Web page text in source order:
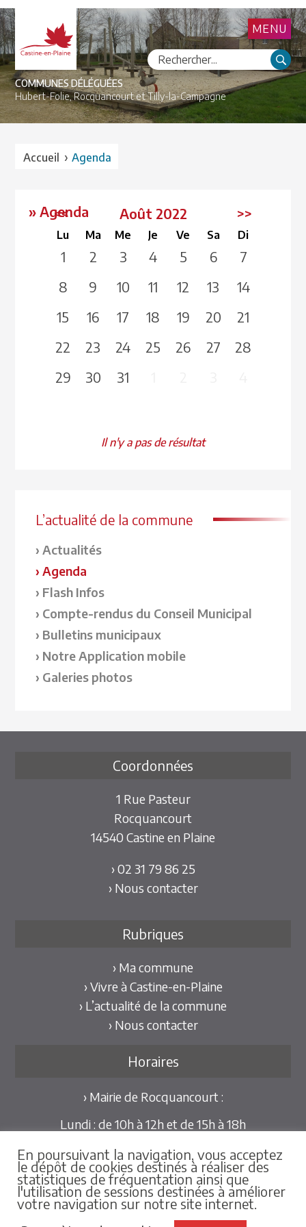
COMMUNES DÉLÉGUÉES
Hubert-Folie,Rocquancourt etTilly-la-Campagne
MENU
L’actualité de la commune
Actualités
Agenda
Flash Infos
Compte-rendus du Conseil Municipal
Bulletins municipaux
Notre Application mobile
Galeries photos
Accueil ›Agenda
» Agenda
<< Août 2022 >>
Lu Ma Me Je Ve Sa Di
1 2 3 4 5 6
7
8
9 10 11 12 13
14
15
16 17 18 19 20
21
22
23 24 25 26 27
28
29
30 31
Il n'y a pas de résultat
Coordonnées
1 Rue Pasteur
Rocquancourt
14540 Castine en Plaine
› 02 31 79 86 25
› Nous contacter
Rubriques
› Ma commune
› Vivre à Castine-en-Plaine
› L’actualité de la commune
› Nous contacter
Horaires
› Mairie de Rocquancourt :
Lundi : de 10h à 12h et de 15h à 18h
Mercredi et Vendredi : de 09h30 à 12h
Pour les mairies déléguées de Hubert-Folie et
Tilly-la-Campagne :
sur rdv au 02.31.79.86.25
En poursuivant la navigation, vous acceptez
le dépôt de cookies destinés à réaliser des
statistiques de fréquentation ainsi que
l'utilisation de sessions destinées à améliorer
votre navigation sur notre site internet.